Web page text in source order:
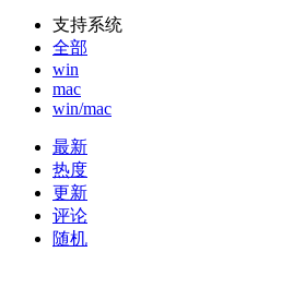
支持系统
全部
win
mac
win/mac
最新
热度
更新
评论
随机